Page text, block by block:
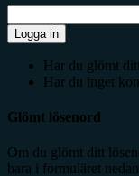
Logga in
Har du glömt
Har du inget
Glömt lösenord
Om du glömt ditt
bara i formuläret